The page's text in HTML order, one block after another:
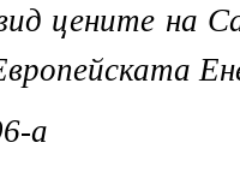
цените на
а